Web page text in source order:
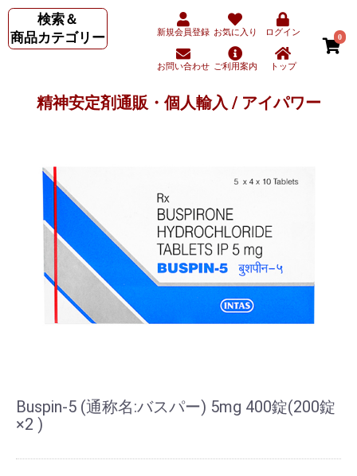
検索＆
商品カテゴリー
新規会員登録 お気に入り ログイン
お問い合わせ ご利用案内 トップ
0
精神安定剤通販・個人輸入 / アイパワー
Buspin-5 (通称名:バスパー) 5mg 400錠(200錠
×2 )